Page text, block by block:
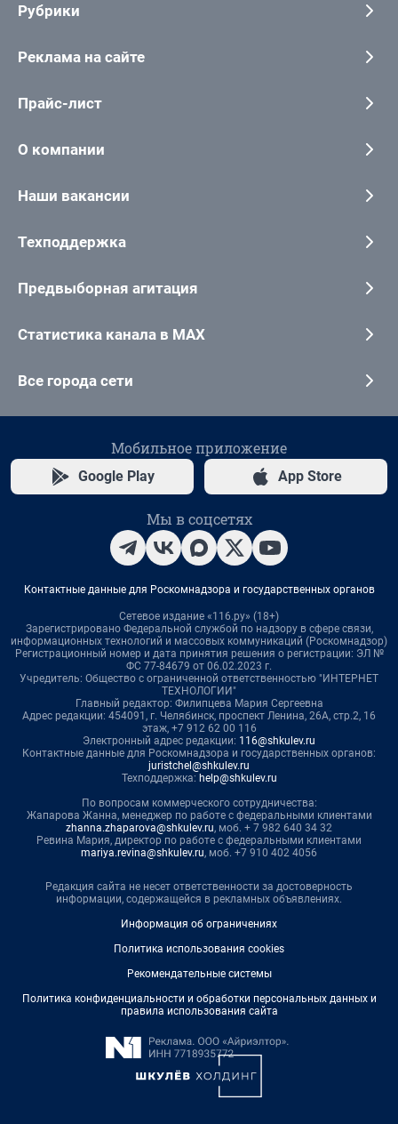
Рубрики
Реклама на сайте
Прайс-лист
О компании
Наши вакансии
Техподдержка
Предвыборная агитация
Статистика канала в MAX
Все города сети
Мобильное приложение
Google Play App Store
Мы в соцсетях
Контактные данные для Роскомнадзора и государственных органов
Сетевое издание «116.ру» (18+)
Зарегистрировано Федеральной службой по надзору в сфере связи,
информационных технологий и массовых коммуникаций (Роскомнадзор)
Регистрационный номер и дата принятия решения о регистрации: ЭЛ №
ФС 77-84679 от 06.02.2023 г.
Учредитель: Общество с ограниченной ответственностью "ИНТЕРНЕТ
ТЕХНОЛОГИИ"
Главный редактор: Филипцева Мария Сергеевна
Адрес редакции: 454091, г. Челябинск, проспект Ленина, 26А, стр.2, 16
этаж, +7 912 62 00 116
Электронный адрес редакции: 116@shkulev.ru
Контактные данные для Роскомнадзора и государственных органов:
juristchel@shkulev.ru
Техподдержка: help@shkulev.ru
По вопросам коммерческого сотрудничества:
Жапарова Жанна, менеджер по работе с федеральными клиентами
zhanna.zhaparova@shkulev.ru, моб. + 7 982 640 34 32
Ревина Мария, директор по работе с федеральными клиентами
mariya.revina@shkulev.ru, моб. +7 910 402 4056
Редакция сайта не несет ответственности за достоверность
информации, содержащейся в рекламных объявлениях.
Информация об ограничениях
Политика использования cookies
Рекомендательные системы
Политика конфиденциальности и обработки персональных данных и
правила использования сайта